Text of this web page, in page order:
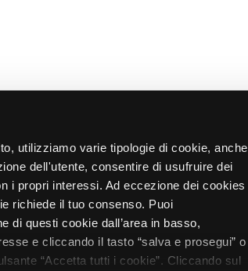
utilizziamo varie tipologie di cookie, anche
dell'utente, consentire di usufruire dei
i propri interessi. Ad eccezione dei cookies
richiede il tuo consenso. Puoi
di questi cookie dall’area in basso,
e cliccando il tasto “salva e prosegui” o
“Accetta tutti i cookie”. Cliccando sul